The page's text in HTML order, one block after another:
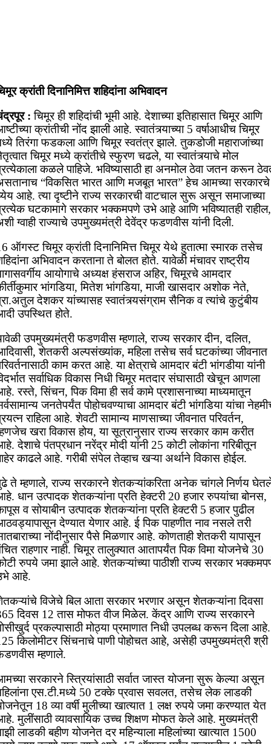
क्रांती दिनानिमित्त शहिदांना अभिवादन
: चिमूर ही शहिदांची भूमी आहे. देशाच्या इतिहासात चिमूर आणि
क्रांतीची नोंद झाली आहे. स्वातंत्र्याच्या 5 वर्षाआधीच चिमूर
तिरंगा फडकला आणि चिमूर स्वतंत्र झाले. तुकडोजी महाराजांच्या
चिमूर मध्ये क्रांतीचे स्फुरण चढले, या स्वातंत्र्याचे मोल
कळले पाहिजे. भविष्यासाठी हा अनमोल ठेवा जतन करून
“विकसित भारत आणि मजबूत भारत” हेच आमच्या सरकारचे
आहे. त्या दृष्टीने राज्य सरकारची वाटचाल सुरू असून समाजाच्या
घटकामागे सरकार भक्कमपणे उभे आहे आणि भविष्यातही राहील,
ग्वाही राज्याचे उपमुख्यमंत्री देवेंद्र फडणवीस यांनी दिली.
ऑगस्ट चिमूर क्रांती दिनानिमित्त चिमूर येथे हुतात्मा स्मारक तसेच
अभिवादन करताना ते बोलत होते. यावेळी मंचावर राष्ट्रीय
आयोगाचे अध्यक्ष हंसराज अहिर, चिमूरचे आमदार
भांगडिया, मितेश भांगडिया, माजी खासदार अशोक नेते,
देशकर यांच्यासह स्वातंत्र्यसंग्राम सैनिक व त्यांचे कुटुंबीय
उपस्थित होते.
उपमुख्यमंत्री फडणवीस म्हणाले, राज्य सरकार दीन, दलित,
शेतकरी अल्पसंख्यांक, महिला तसेच सर्व घटकांच्या जीवनात
काम करत आहे. या क्षेत्राचे आमदार बंटी भांगडीया यांनी
सर्वाधिक विकास निधी चिमूर मतदार संघासाठी खेचून आणला
रस्ते, सिंचन, पिक विमा ही सर्व कामे प्रशासनाच्या माध्यमातून
जनतेपर्यंत पोहोचवण्याचा आमदार बंटी भांगडिया यांचा
राहिला आहे. शेवटी सामान्य माणसाच्या जीवनात परिवर्तन,
खरा विकास होय, या सूत्रानुसार राज्य सरकार काम करीत
देशाचे पंतप्रधान नरेंद्र मोदी यांनी 25 कोटी लोकांना गरिबीतून
काढले आहे. गरीबी संपेल तेव्हाच खऱ्या अर्थाने विकास होईल.
ते म्हणाले, राज्य सरकारने शेतकऱ्यांकरिता अनेक चांगले निर्णय
धान उत्पादक शेतकऱ्यांना प्रति हेक्टरी 20 हजार रुपयांचा बोनस,
व सोयाबीन उत्पादक शेतकऱ्यांना प्रति हेक्टरी 5 हजार पुढील
देण्यात येणार आहे. ई पिक पाहणीत नाव नसले तरी
नोंदीनुसार पैसे मिळणार आहे. कोणताही शेतकरी यापासून
राहणार नाही. चिमूर तालुक्यात आतापर्यंत पिक विमा योजनेचे 30
रुपये जमा झाले आहे. शेतकऱ्यांच्या पाठीशी राज्य सरकार
आहे.
विजेचे बिल आता सरकार भरणार असून शेतकऱ्यांना दिवसा
दिवस 12 तास मोफत वीज मिळेल. केंद्र आणि राज्य सरकारने
प्रकल्पासाठी मोठ्या प्रमाणात निधी उपलब्ध करून दिला आहे.
किलोमीटर सिंचनाचे पाणी पोहोचत आहे, असेही उपमुख्यमंत्री श्री
म्हणाले.
सरकारने स्त्रियांसाठी सर्वात जास्त योजना सुरू केल्या असून
एस.टी.मध्ये 50 टक्के प्रवास सवलत, तसेच लेक लाडकी
18 व्या वर्षी मुलीच्या खात्यात 1 लक्ष रुपये जमा करण्यात येत
मुलींसाठी व्यावसायिक उच्च शिक्षण मोफत केले आहे. मुख्यमंत्री
लाडकी बहीण योजनेत दर महिन्याला महिलांच्या खात्यात 1500